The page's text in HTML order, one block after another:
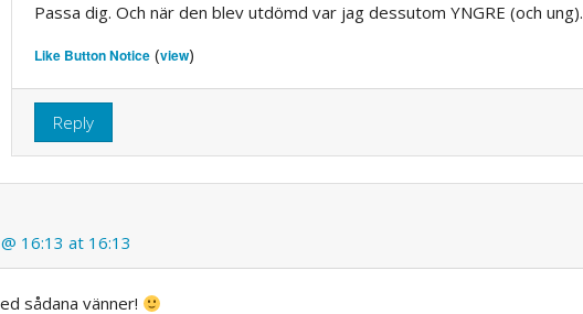
Passa dig. Och när den blev utdömd var jag dessutom YNGRE (och ung).
Like Button Notice (view)
Reply
16:13 at 16:13
sådana vänner!